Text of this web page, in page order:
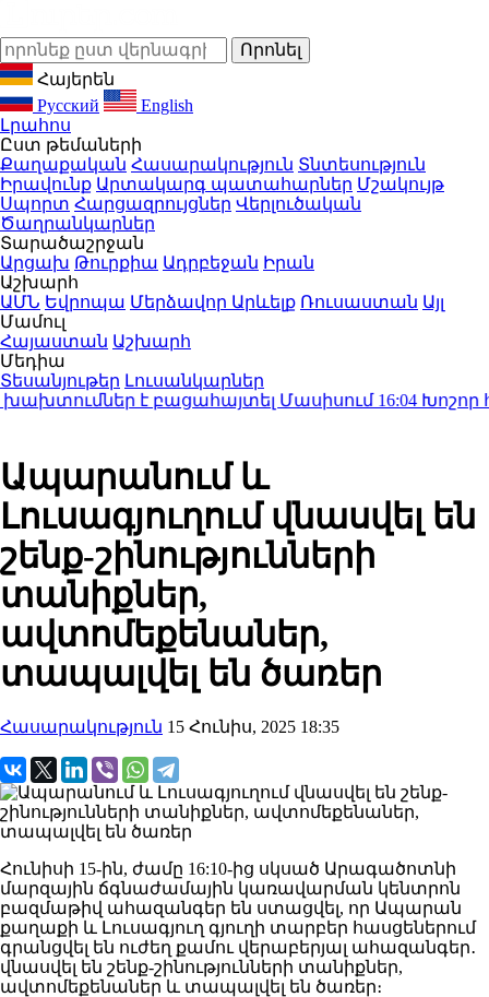
Հայերեն
Русский
English
Լրահոս
Ըստ թեմաների
Քաղաքական Հասարակություն Տնտեսություն
Իրավունք Արտակարգ պատահարներ Մշակույթ
Սպորտ Հարցազրույցներ Վերլուծական
Ծաղրանկարներ
Տարածաշրջան
Արցախ Թուրքիա Ադրբեջան Իրան
Աշխարհ
ԱՄՆ Եվրոպա Մերձավոր Արևելք Ռուսաստան Այլ
Մամուլ
Հայաստան Աշխարհ
Մեդիա
Տեսանյութեր Լուսանկարներ
է բացահայտել Մասիսում16:04Խոշոր
Ապարանում և
Լուսագյուղում վնասվել են
շենք-շինությունների
տանիքներ,
ավտոմեքենաներ,
տապալվել են ծառեր
Հասարակություն 15 Հունիս, 2025 18:35
Հունիսի 15-ին, ժամը 16:10-ից սկսած Արագածոտնի
մարզային ճգնաժամային կառավարման կենտրոն
բազմաթիվ ահազանգեր են ստացվել, որ Ապարան
քաղաքի և Լուսագյուղ գյուղի տարբեր հասցեներում
գրանցվել են ուժեղ քամու վերաբերյալ ահազանգեր․
վնասվել են շենք-շինությունների տանիքներ,
ավտոմեքենաներ և տապալվել են ծառեր։